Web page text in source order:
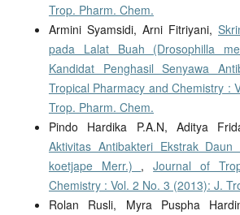
Trop. Pharm. Chem.
Armini Syamsidi, Arni Fitriyani,
pada Lalat Buah (Drosophilla
Kandidat Penghasil Senyawa
Tropical Pharmacy and Chemistry :
Trop. Pharm. Chem.
Pindo Hardika P.A.N, Aditya
Aktivitas Antibakteri Ekstrak Daun
koetjape Merr.) ,Journal of
Chemistry : Vol. 2 No. 3 (2013): J.
Rolan Rusli, Myra Puspha